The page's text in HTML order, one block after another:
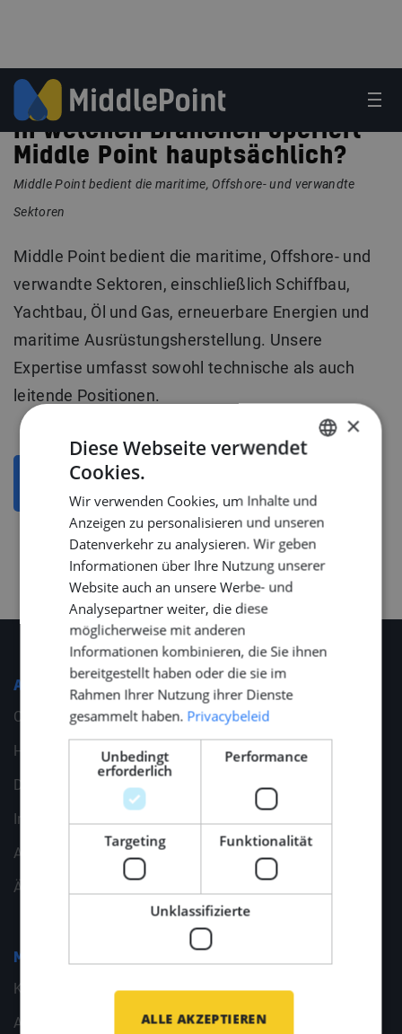
In welchen Branchen operiert
Middle Point hauptsächlich?
Middle Point bedient die maritime, Offshore- und verwandte
Sektoren
Middle Point bedient die maritime, Offshore- und
verwandte Sektoren, einschließlich Schiffbau,
Yachtbau, Öl und Gas, erneuerbare Energien und
maritime Ausrüstungsherstellung. Unsere
Expertise umfasst sowohl technische als auch
leitende Positionen.
ZURÜCK ZUR ÜBERSICHT
Allgemeines
Cookies
Haftungsausschluss
Datenschutzerklärung
Imprint/ Impressum
Allgemeine Geschäftsbedingungen
Ändern Sie Ihre Cookie-Einstellungen
Middle Point
Kontakt
Allgemeine Angaben
ENGLISH
×
Diese Webseite verwendet
Cookies.
Wir verwenden Cookies, um Inhalte und
Anzeigen zu personalisieren und unseren
Datenverkehr zu analysieren. Wir geben
Informationen über Ihre Nutzung unserer
Website auch an unsere Werbe- und
Analysepartner weiter, die diese
möglicherweise mit anderen
Informationen kombinieren, die Sie ihnen
bereitgestellt haben oder die sie im
Rahmen Ihrer Nutzung ihrer Dienste
gesammelt haben. Privacybeleid
Unbedingt
erforderlich
Performance
Targeting Funktionalität
Unklassifizierte
ALLE AKZEPTIEREN